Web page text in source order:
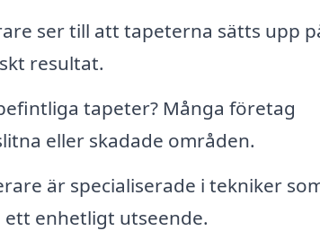
ser till att tapeterna sätts upp
resultat.
tapeter? Många företag
eller skadade områden.
är specialiserade i tekniker
enhetligt utseende.